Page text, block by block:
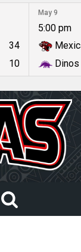
34
10
May 9
5:00 pm
Dinos